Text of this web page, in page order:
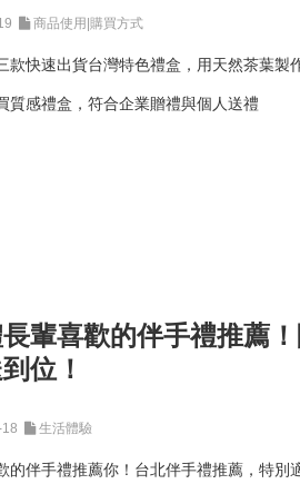
商品使用|購買方式
款快速出貨台灣特色禮盒，用天然茶葉製
質感禮盒，符合企業贈禮與個人送禮
輩喜歡的伴手禮推薦
位！
生活體驗
的伴手禮推薦你！台北伴手禮推薦，特別